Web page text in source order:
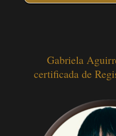
Gabriela
certificada de